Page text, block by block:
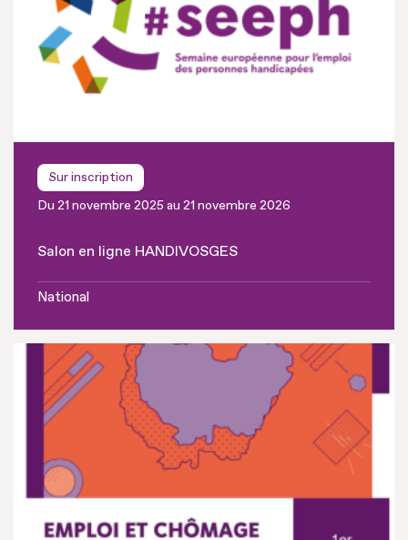
Sur inscription
Du 21 novembre 2025 au 21 novembre 2026
Salon en ligne HANDIVOSGES
National